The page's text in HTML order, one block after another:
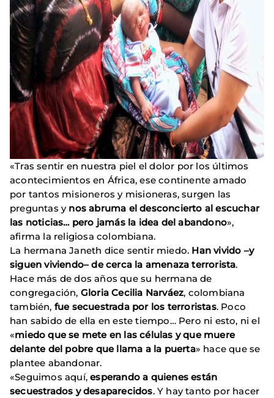
«Tras sentir en nuestra piel el dolor por los últimos
acontecimientos en África, ese continente amado
por tantos misioneros y misioneras, surgen las
preguntas y nos abruma el desconcierto al escuchar
las noticias… pero jamás la idea del abandono»,
afirma la religiosa colombiana.
La hermana Janeth dice sentir miedo. Han vivido –y
siguen viviendo– de cerca la amenaza terrorista.
Hace más de dos años que su hermana de
congregación, Gloria Cecilia Narváez, colombiana
también, fue secuestrada por los terroristas. Poco
han sabido de ella en este tiempo… Pero ni esto, ni el
«miedo que se mete en las células y que muere
delante del pobre que llama a la puerta» hace que se
plantee abandonar.
«Seguimos aquí,esperando a quienes están
secuestrados y desaparecidos. Y hay tanto por hacer